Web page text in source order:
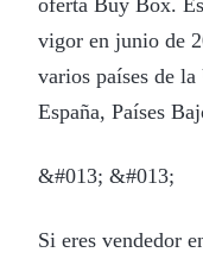
vigor en junio de
varios países de
España, Países
&#013; &#013;
Si eres vendedor